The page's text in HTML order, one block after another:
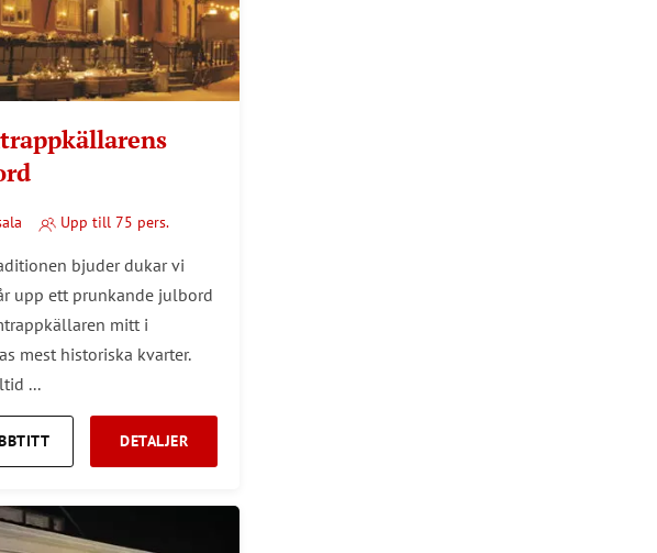
Upp till 75 pers.
bjuder dukar vi
upp ett prunkande julbord
mitt i
mest historiska kvarter.
...
DETALJER